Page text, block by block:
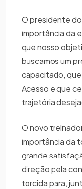
O presidente
importância da
que nosso
buscamos um
capacitado, que
Acesso e que
trajetória
O novo
importância da
grande
direção pela
torcida para,